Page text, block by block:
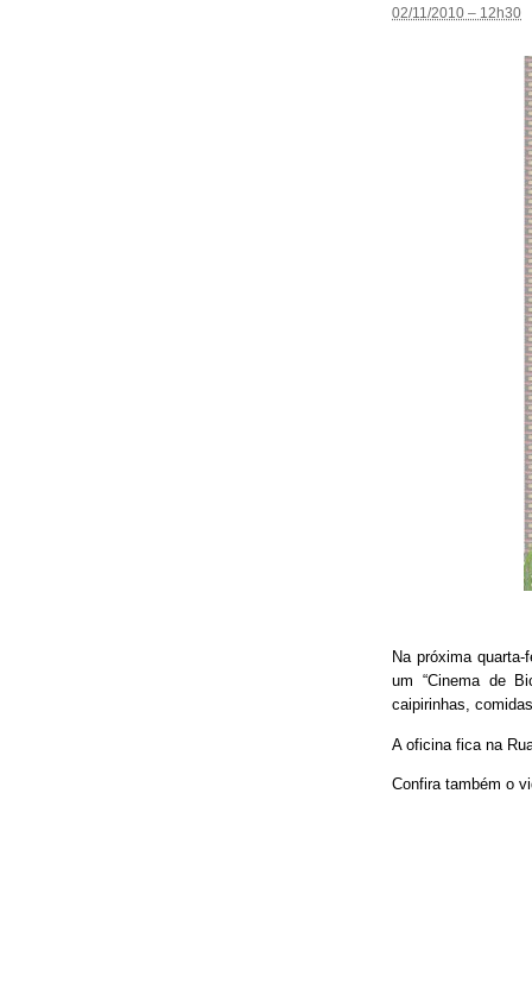
02/11/2010 – 12h30
Na próxima
um “Cinema de
caipirinhas,
A oficina fica na
Confira também o